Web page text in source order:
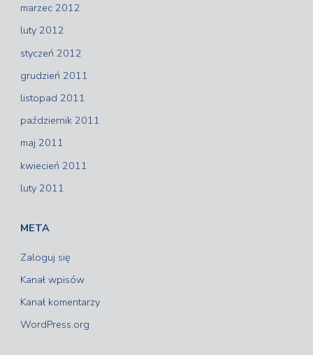
marzec 2012
luty 2012
styczeń 2012
grudzień 2011
listopad 2011
październik 2011
maj 2011
kwiecień 2011
luty 2011
META
Zaloguj się
Kanał wpisów
Kanał komentarzy
WordPress.org